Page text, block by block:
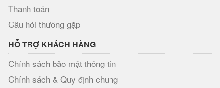
Thanh toán
Câu hỏi thường gặp
HỖ TRỢ KHÁCH HÀNG
Chính sách bảo mật thông tin
Chính sách & Quy định chung